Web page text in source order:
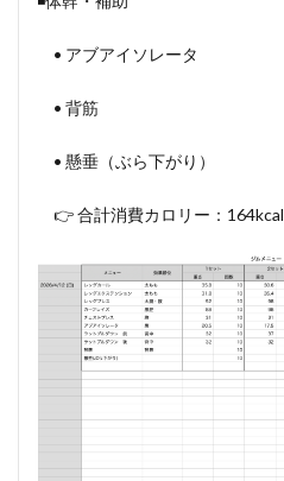
• アブアイソレータ
• 背筋
• 懸垂（ぶら下がり）
👉 合計消費カロリー：164kcal